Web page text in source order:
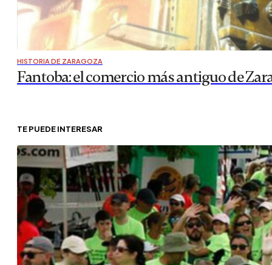
HISTORIA DE ZARAGOZA
Fantoba: el comercio más antiguo de
TE PUEDE INTERESAR